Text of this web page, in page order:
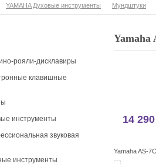
YAMAHA Духовые инструменты Мундштуки
рояли-дисклавиры
клавишные
инструменты
звуковая
инструменты
Yamaha
14
Yamaha AS-